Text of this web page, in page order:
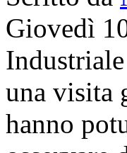
Giovedì
una visita
hanno